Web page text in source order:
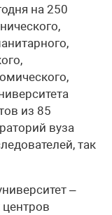
на 250
из 85
вуза
так
–